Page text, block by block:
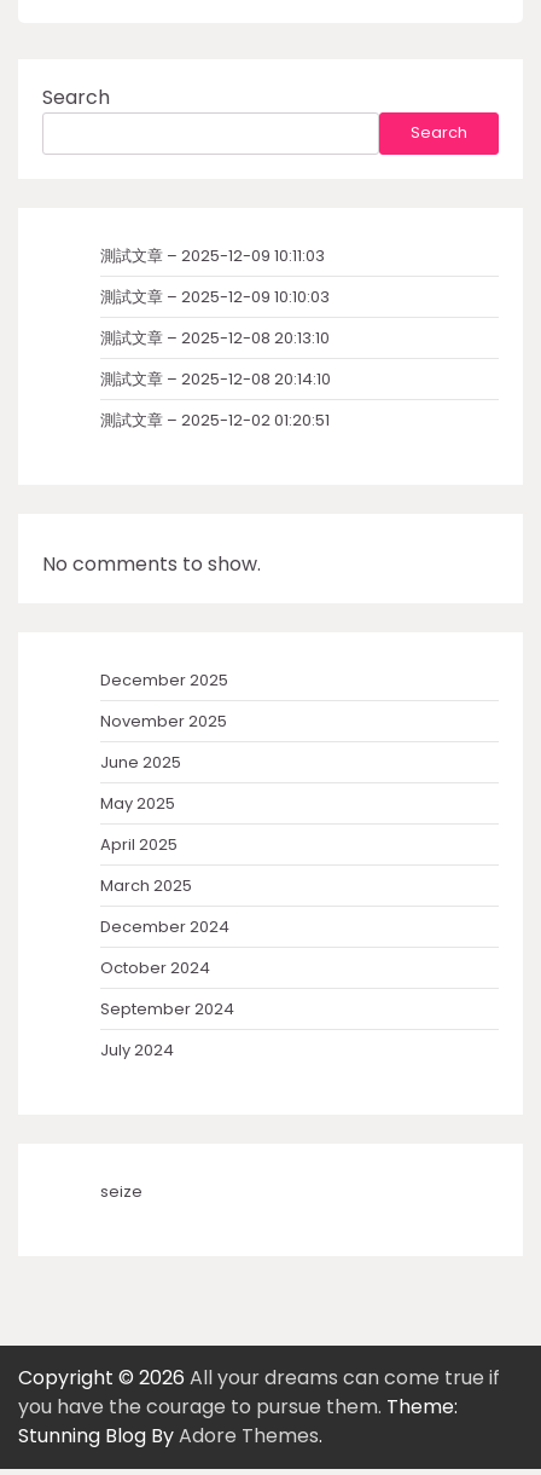
Search
Search
測試文章 – 2025-12-09 10:11:03
測試文章 – 2025-12-09 10:10:03
測試文章 – 2025-12-08 20:13:10
測試文章 – 2025-12-08 20:14:10
測試文章 – 2025-12-02 01:20:51
No comments to show.
December 2025
November 2025
June 2025
May 2025
April 2025
March 2025
December 2024
October 2024
September 2024
July 2024
seize
Copyright © 2026 All your dreams can come true if
you have the courage to pursue them. Theme:
Stunning Blog ByAdore Themes.